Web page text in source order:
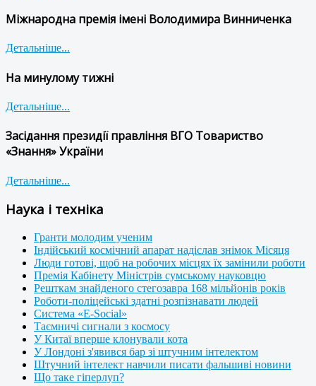
Міжнародна премія імені Володимира Винниченка
Детальніше...
На минулому тижні
Детальніше...
Засідання президії правління ВГО Товариство
«Знання» України
Детальніше...
Наука і техніка
Гранти молодим ученим
Індійський космічний апарат надіслав знімок Місяця
Люди готові, щоб на робочих місцях їх замінили роботи
Премія Кабінету Міністрів сумському науковцю
Решткам знайденого стегозавра 168 мільйонів років
Роботи-поліцейські здатні розпізнавати людей
Система «E-Social»
Таємничі сигнали з космосу
У Китаї вперше клонували кота
У Лондоні з'явився бар зі штучним інтелектом
Штучний інтелект навчили писати фальшиві новини
Що таке гіперлуп?